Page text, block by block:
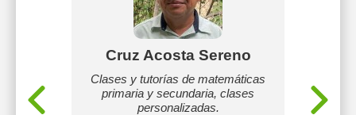
cívica
Cruz Acosta Sereno
Clases y tutorías de matemáticas
primaria y secundaria, clases
personalizadas.